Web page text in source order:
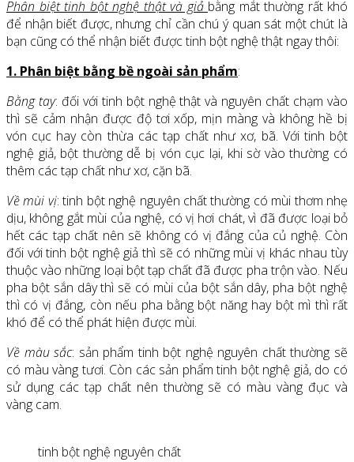
Phân biệt tinh bột nghệ thật và giả bằng mắt thường rất khó
để nhận biết được, nhưng chỉ cần chú ý quan sát một chút là
bạn cũng có thể nhận biết được tinh bột nghệ thật ngay thôi:
1. Phân biệt bằng bề ngoài sản phẩm:
Bằng tay: đối với tinh bột nghệ thật và nguyên chất chạm vào
thì sẽ cảm nhận được độ tơi xốp, mịn màng và không hề bị
vón cục hay còn thừa các tạp chất như xơ, bã. Với tinh bột
nghệ giả, bột thường dễ bị vón cục lại, khi sờ vào thường có
thêm các tạp chất như xơ, cặn bã.
Về mùi vị: tinh bột nghệ nguyên chất thường có mùi thơm nhẹ
dịu, không gắt mùi của nghệ, có vị hơi chát, vì đã được loại bỏ
hết các tạp chất nên sẽ không có vị đắng của củ nghệ. Còn
đối với tinh bột nghệ giả thì sẽ có những mùi vị khác nhau tùy
thuộc vào những loại bột tạp chất đã được pha trộn vào. Nếu
pha bột sắn dây thì sẽ có mùi của bột sắn dây, pha bột nghệ
thì có vị đắng, còn nếu pha bằng bột năng hay bột mì thì rất
khó để có thể phát hiện được mùi.
Về màu sắc: sản phẩm tinh bột nghệ nguyên chất thường sẽ
có màu vàng tươi. Còn các sản phẩm tinh bột nghệ giả, do có
sử dụng các tạp chất nên thường sẽ có màu vàng đục và
vàng cam.
tinh bột nghệ nguyên chất